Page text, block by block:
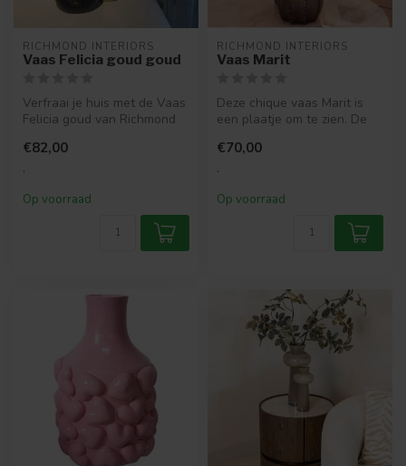
RICHMOND INTERIORS
Vaas Felicia goud goud
Verfraai je huis met de Vaas
Felicia goud van Richmond
€82,00
.
Op voorraad
RICHMOND INTERIORS
Vaas Marit
Deze chique vaas Marit is
een plaatje om te zien. De
€70,00
.
Op voorraad